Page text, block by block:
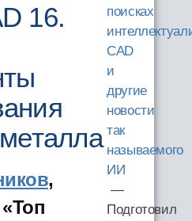
16.
,
поисках
CAD
и
другие
новости
так
называемого
ИИ
—
Подготовил